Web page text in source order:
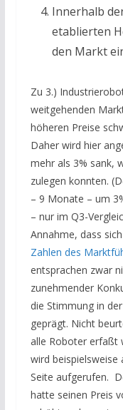
Innerhalb
etablierten
den Markt
Zu 3.)
weitgehenden
höheren Preise
Daher wird hier
mehr als 3% sank,
zulegen konnten.
– 9 Monate – um
– nur im Q3-
Annahme, dass
Zahlen des
entsprachen zwar
zunehmender
die Stimmung in
geprägt. Nicht
alle Roboter erfaßt
wird beispielsweise
Seite aufgerufen.
hatte seinen Preis